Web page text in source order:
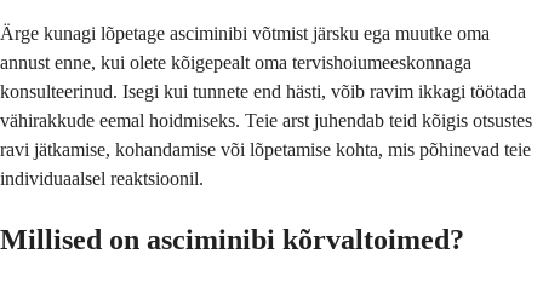
Ärge kunagi lõpetage asciminibi võtmist järsku ega muutke oma
annust enne, kui olete kõigepealt oma tervishoiumeeskonnaga
konsulteerinud. Isegi kui tunnete end hästi, võib ravim ikkagi töötada
vähirakkude eemal hoidmiseks. Teie arst juhendab teid kõigis otsustes
ravi jätkamise, kohandamise või lõpetamise kohta, mis põhinevad teie
individuaalsel reaktsioonil.
Millised on asciminibi kõrvaltoimed?